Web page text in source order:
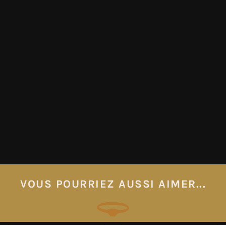
VOUS POURRIEZ AUSSI AIMER...